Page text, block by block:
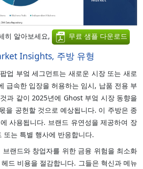
히 알아보세요, 무료 샘플 다운로드
Insights, 주방 유형
업 부엌 세그먼트는 새로운 시장 또는 새로
급속한 입장을 허용하는 임시, 납품 전용 부
과 같이 2025년에 Ghost 부엌 시장 동향을
을 공헌할 것으로 예상됩니다. 이 주방은 종
사용됩니다. 브랜드 유연성을 제공하여 장
또는 특별 행사에 반응합니다.
랜드와 창업자를 위한 금융 위험을 최소화
드 비용을 절감합니다. 그들은 혁신과 메뉴